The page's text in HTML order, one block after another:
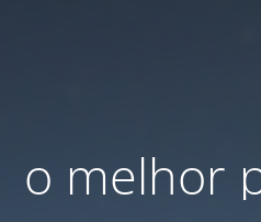
o melhor